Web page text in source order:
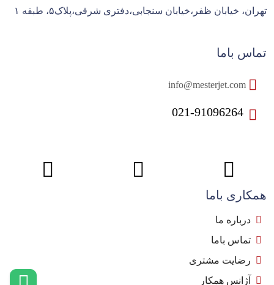
تهران، خیابان ظفر،خیابان سنجابی،دفتری شرقی،پلاک۵، طبقه ۱
تماس باما
021-91096264
همکاری باما
درباره ما
تماس باما
رضایت مشتری
آژانس همکار